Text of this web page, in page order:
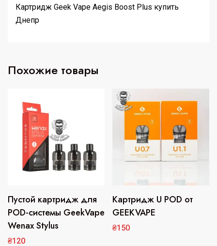
Картридж Geek Vape Aegis Boost Plus купить
Днепр
Похожие товары
Пустой картридж для
POD-системы GeekVape
Wenax Stylus
₴120
Картридж U POD от
GEEKVAPE
₴150
Этот
товар
несколько